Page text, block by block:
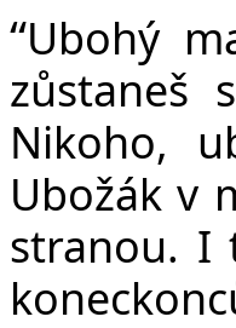
“Ubohý
zůstaneš
Nikoho,
Ubožák v
stranou. I